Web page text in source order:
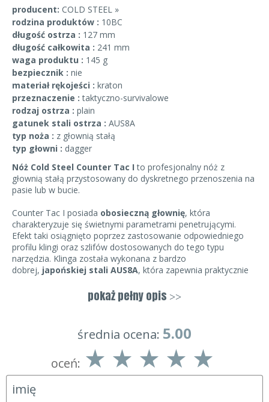
producent: COLD STEEL »
rodzina produktów : 10BC
długość ostrza : 127 mm
długość całkowita : 241 mm
waga produktu : 145 g
bezpiecznik : nie
materiał rękojeści : kraton
przeznaczenie :taktyczno-survivalowe
rodzaj ostrza : plain
gatunek stali ostrza : AUS8A
typ noża : z głownią stałą
typ głowni : dagger
Nóż Cold Steel Counter Tac I to profesjonalny nóż z
głownią stałą przystosowany do dyskretnego przenoszenia na
pasie lub w bucie.
Counter Tac I posiada obosieczną głownię, która
charakteryzuje się świetnymi parametrami penetrującymi.
Efekt taki osiągnięto poprzez zastosowanie odpowiedniego
profilu klingi oraz szlifów dostosowanych do tego typu
narzędzia. Klinga została wykonana z bardzo
dobrej, japońskiej stali AUS8A, która zapewnia praktycznie
jest również odporna na wykruszenia dzięki czemu ostry
czubek nie ulegnie złamaniu w kontakcie
i jest idealnie symetryczna. Dodatkowo producent wyposażył
ją w dwie krawędzie tnące po obu stronach klingi. Z jednej
strony powierzchnia głowni posiada szlify płaskie, które
schodzą się pośrodku. Dodatkowo idealnie przez oś noża
zostało poprowadzone zbocze, które ma na celuusztywnić
oraz zwiększyć jego udarność. Druga strona głowni posiada
szlif wklęsły, który poprawia parametry tnące.
pokaż pełny opis >>
średnia ocena: 5.00
oceń: